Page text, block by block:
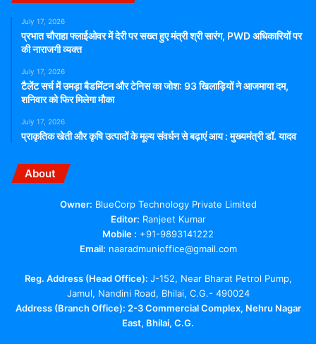
July 17, 2026
प्रभात चौराहा फ्लाईओवर में देरी पर सख्त हुए मंत्री श्री सारंग, PWD अधिकारियों पर
की नाराजगी व्यक्त
July 17, 2026
टैलेंट सर्च में उमड़ा बैडमिंटन और टेनिस का जोश: 93 खिलाड़ियों ने आजमाया दम,
शनिवार को फिर मिलेगा मौका
July 17, 2026
प्राकृतिक खेती और कृषि उत्पादों के मूल्य संवर्धन से बढ़ाएं आय : मुख्यमंत्री डॉ. यादव
About
Owner: BlueCorp Technology Private Limited
Editor: Ranjeet Kumar
Mobile : +91-9893141222
Email: naaradmunioffice@gmail.com
Reg. Address (Head Office): J-152, Near Bharat Petrol Pump,
Jamul, Nandini Road, Bhilai, C.G.- 490024
Address (Branch Office): 2-3 Commercial Complex, Nehru Nagar
East, Bhilai, C.G.